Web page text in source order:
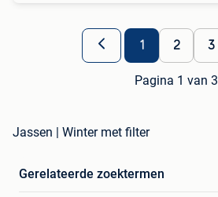
1 2 3
Pagina 1 van 3
Jassen | Winter met filter
Gerelateerde zoektermen